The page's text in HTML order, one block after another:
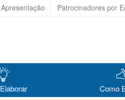
Patrocinadores por
Como